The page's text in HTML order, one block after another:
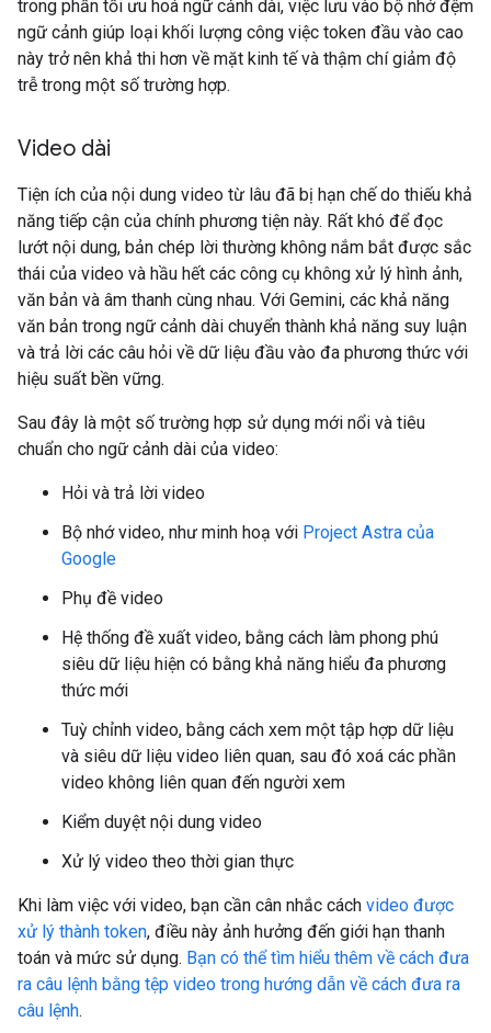
trong phần tối ưu hoá ngữ cảnh dài, việc lưu vào bộ nhớ đệm
ngữ cảnh giúp loại khối lượng công việc token đầu vào cao
này trở nên khả thi hơn về mặt kinh tế và thậm chí giảm độ
trễ trong một số trường hợp.
Video dài
Tiện ích của nội dung video từ lâu đã bị hạn chế do thiếu khả
năng tiếp cận của chính phương tiện này. Rất khó để đọc
lướt nội dung, bản chép lời thường không nắm bắt được sắc
thái của video và hầu hết các công cụ không xử lý hình ảnh,
văn bản và âm thanh cùng nhau. Với Gemini, các khả năng
văn bản trong ngữ cảnh dài chuyển thành khả năng suy luận
và trả lời các câu hỏi về dữ liệu đầu vào đa phương thức với
hiệu suất bền vững.
Sau đây là một số trường hợp sử dụng mới nổi và tiêu
chuẩn cho ngữ cảnh dài của video:
Hỏi và trả lời video
Bộ nhớ video, như minh hoạ với Project Astra của
Google
Phụ đề video
Hệ thống đề xuất video, bằng cách làm phong phú
siêu dữ liệu hiện có bằng khả năng hiểu đa phương
thức mới
Tuỳ chỉnh video, bằng cách xem một tập hợp dữ liệu
và siêu dữ liệu video liên quan, sau đó xoá các phần
video không liên quan đến người xem
Kiểm duyệt nội dung video
Xử lý video theo thời gian thực
Khi làm việc với video, bạn cần cân nhắc cách video được
xử lý thành token, điều này ảnh hưởng đến giới hạn thanh
toán và mức sử dụng. Bạn có thể tìm hiểu thêm về cách đưa
ra câu lệnh bằng tệp video trong hướng dẫn về cách đưa ra
câu lệnh.